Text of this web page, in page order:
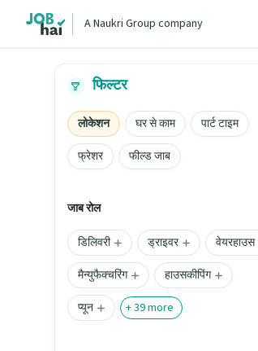
A Naukri Group company
फिल्टर
लोकेशन घर से काम
पार्ट टाइम
फ्रेशर
फील्ड जाब
जाब रोल
डिलिवरी ड्राइवर
वेयरहाउस
मैन्युफैक्चरिंग
हाउसकीपिंग
प्यून
+39more